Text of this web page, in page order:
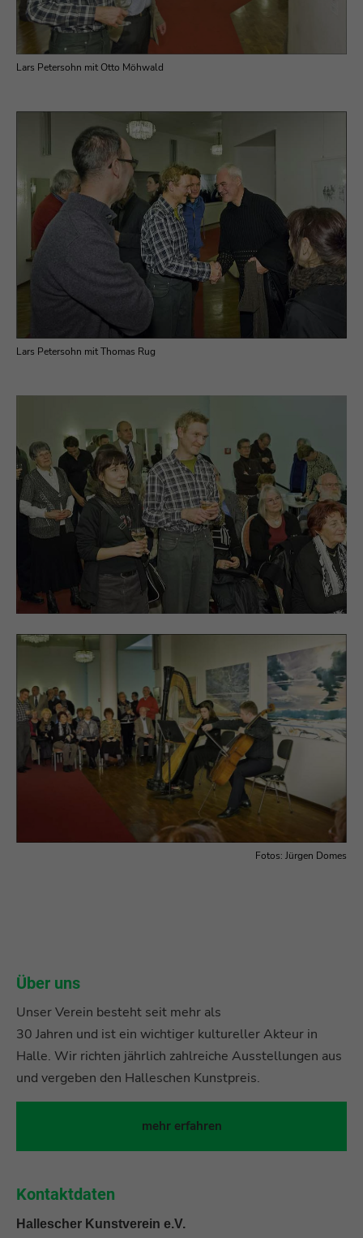
Lars Petersohn mit Otto Möhwald
Lars Petersohn mit Thomas Rug
Fotos: Jürgen Domes
Über uns
Unser Verein besteht seit mehr als
30 Jahren und ist ein wichtiger kultureller Akteur in
Halle. Wir richten jährlich zahlreiche Ausstellungen aus
und vergeben den Halleschen Kunstpreis.
mehr erfahren
Kontaktdaten
Hallescher Kunstverein e.V.